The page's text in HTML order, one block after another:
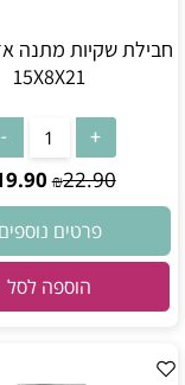
חבילת שקיות מתנה
15X8X21
₪22.90
פרטים נוספים
הוספה לסל